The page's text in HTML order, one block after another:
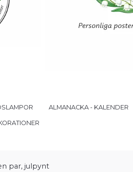
ALMANACKA - KALENDER
par, julpynt